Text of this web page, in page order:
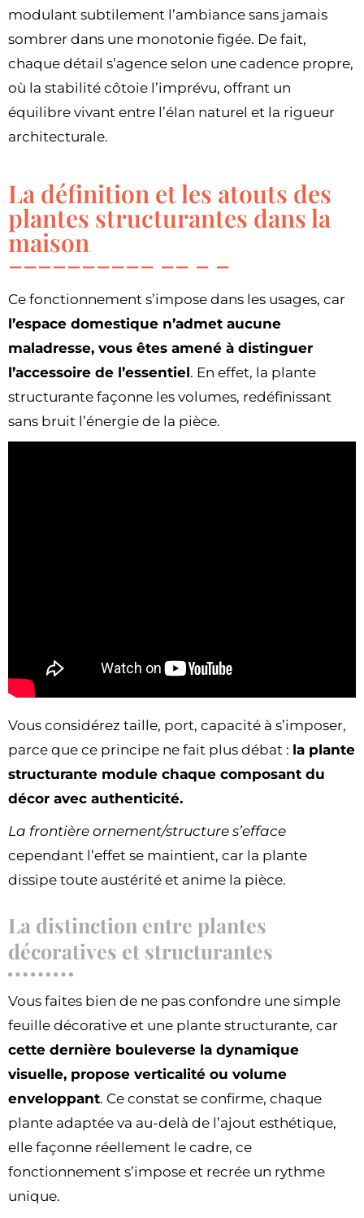
modulant subtilement l’ambiance sans jamais
sombrer dans une monotonie figée. De fait,
chaque détail s’agence selon une cadence propre,
où la stabilité côtoie l’imprévu, offrant un
équilibre vivant entre l’élan naturel et la rigueur
architecturale.
La définition et les atouts des
plantes structurantes dans la
maison
Ce fonctionnement s’impose dans les usages, car
l’espace domestique n’admet aucune
maladresse, vous êtes amené à distinguer
l’accessoire de l’essentiel. En effet, la plante
structurante façonne les volumes, redéfinissant
sans bruit l’énergie de la pièce.
Vous considérez taille, port, capacité à s’imposer,
parce que ce principe ne fait plus débat : la plante
structurante module chaque composant du
décor avec authenticité.
La frontière ornement/structure s’efface
cependant l’effet se maintient, car la plante
dissipe toute austérité et anime la pièce.
La distinction entre plantes
décoratives et structurantes
Vous faites bien de ne pas confondre une simple
feuille décorative et une plante structurante, car
cette dernière bouleverse la dynamique
visuelle, propose verticalité ou volume
enveloppant. Ce constat se confirme, chaque
plante adaptée va au-delà de l’ajout esthétique,
elle façonne réellement le cadre, ce
fonctionnement s’impose et recrée un rythme
unique.